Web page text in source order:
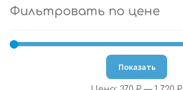
Фильтровать по цене
Показать